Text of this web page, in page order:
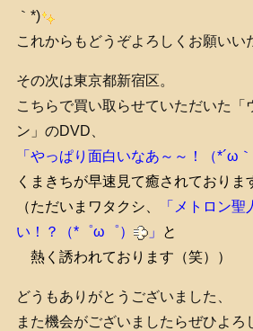
｀*)
これからもどうぞよろしくお願いい
その次は東京都新宿区。
こちらで買い取らせていただいた「
ン」のDVD、
「やっぱり面白いなあ～～！（*´ω｀
くまきちが早速見て癒されておりま
（ただいまワタクシ、
「メトロン
い！？（*゜ω゜）
」
と
熱く誘われております（笑））
どうもありがとうございました、
また機会がございましたらぜひよろ